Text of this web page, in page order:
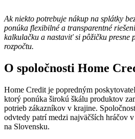
Ak niekto potrebuje nákup na splátky
ponúka flexibilné a transparentné
kalkulačku a nastaviť si pôžičku presne
rozpočtu.
O spoločnosti Home
Home Credit je popredným
ktorý ponúka širokú škálu produktov
potrieb zákazníkov v krajine.
odvtedy patrí medzi najväčších hráčov
na Slovensku.